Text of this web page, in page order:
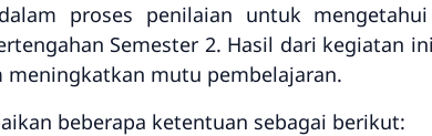
proses penilaian untuk
Semester 2. Hasil dari kegiatan
meningkatkan mutu pembelajaran.
beberapa ketentuan sebagai berikut: